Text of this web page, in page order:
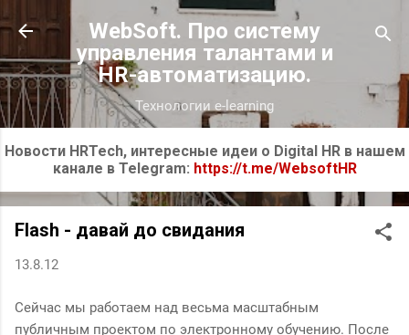
К основному контенту
WebSoft. Про систему
управления талантами и
HR-автоматизацию.
Технологии e-learning
Новости HRTech, интересные идеи о Digital HR в нашем
канале в Telegram: https://t.me/WebsoftHR
Flash - давай до свидания
13.8.12
Сейчас мы работаем над весьма масштабным
публичным проектом по электронному обучению. После